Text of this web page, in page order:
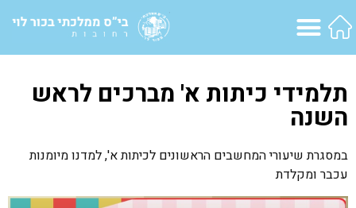
תלמידי כיתות א' מברכים לראש
השנה
במסגרת שיעורי המחשבים הראשונים לכיתות א', למדנו מיומנות
עכבר ומקלדת